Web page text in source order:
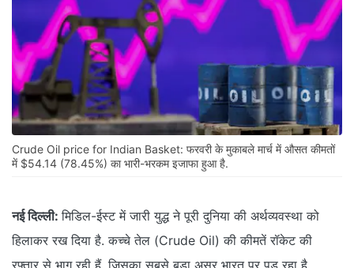
Crude Oil price for Indian Basket: फरवरी के मुकाबले मार्च में औसत कीमतों
में $54.14 (78.45%) का भारी-भरकम इजाफा हुआ है.
नई दिल्ली: मिडिल-ईस्ट में जारी युद्ध ने पूरी दुनिया की अर्थव्यवस्था को
हिलाकर रख दिया है. कच्चे तेल (Crude Oil) की कीमतें रॉकेट की